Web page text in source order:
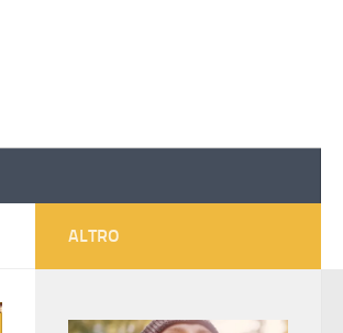
ALTRO